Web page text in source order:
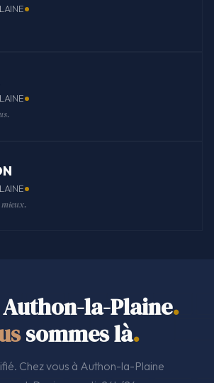
mieux.
la-Plaine.
sommes là.
Chez vous à Authon-la-Plaine